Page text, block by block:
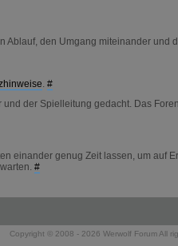
den Umgang miteinander und
#
der Spielleitung gedacht. Das
einander genug Zeit lassen, um auf
#
Copyright © 2008 - 2026 Werwolf Forum All